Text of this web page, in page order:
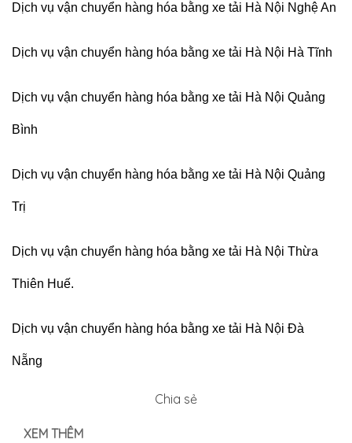
Dịch vụ vận chuyển hàng hóa bằng xe tải Hà Nội Nghệ An
Dịch vụ vận chuyển hàng hóa bằng xe tải Hà Nội Hà Tĩnh
Dịch vụ vận chuyển hàng hóa bằng xe tải Hà Nội Quảng
Bình
Dịch vụ vận chuyển hàng hóa bằng xe tải Hà Nội Quảng
Trị
Dịch vụ vận chuyển hàng hóa bằng xe tải Hà Nội Thừa
Thiên Huế.
Dịch vụ vận chuyển hàng hóa bằng xe tải Hà Nội Đà
Nẵng
Chia sẻ
XEM THÊM